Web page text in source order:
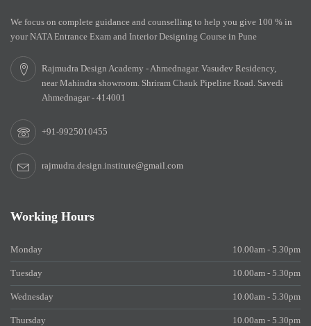
We focus on complete guidance and counselling to help you give 100 % in
your NATA Entrance Exam and Interior Designing Course in Pune
Rajmudra Design Academy - Ahmednagar. Vasudev Residency,
near Mahindra showroom. Shriram Chauk Pipeline Road. Savedi
Ahmednagar - 414001
+91-9925010455
rajmudra.design.institute@gmail.com
Working Hours
Monday 10.00am - 5.30pm
Tuesday 10.00am - 5.30pm
Wednesday 10.00am - 5.30pm
Thursday 10.00am - 5.30pm